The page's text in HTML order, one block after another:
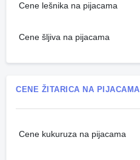
Cene lešnika na pijacama
Cene šljiva na pijacama
CENE ŽITARICA NA PIJACAMA
Cene kukuruza na pijacama